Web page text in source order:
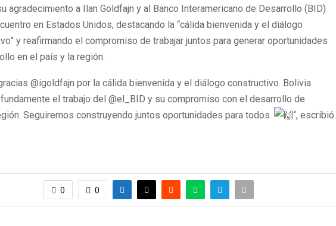
agradecimiento a Ilan Goldfajn y al Banco Interamericano de Desarrollo (BID)
en Estados Unidos, destacando la “cálida bienvenida y el diálogo
y reafirmando el compromiso de trabajar juntos para generar oportunidades
en el país y la región.
@igoldfajn por la cálida bienvenida y el diálogo constructivo. Bolivia
el trabajo del @el_BID y su compromiso con el desarrollo de
Seguiremos construyendo juntos oportunidades para todos.
“, escribió.
0 0